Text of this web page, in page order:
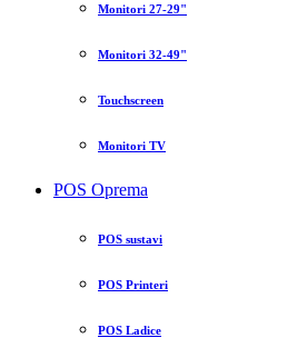
Monitori 27-29"
Monitori 32-49"
Touchscreen
Monitori TV
POS Oprema
POS sustavi
POS Printeri
POS Ladice